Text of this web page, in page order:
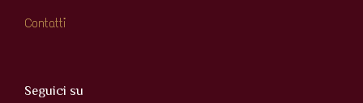
Contatti
Seguici su